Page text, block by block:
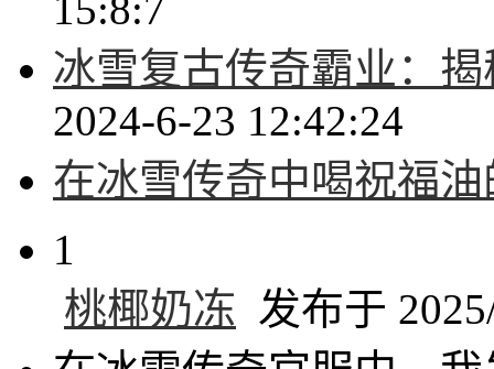
冰雪复古传奇霸业：
2024-6-23 12:42:24
在冰雪传奇中喝祝福
1
桃椰奶冻 发布于